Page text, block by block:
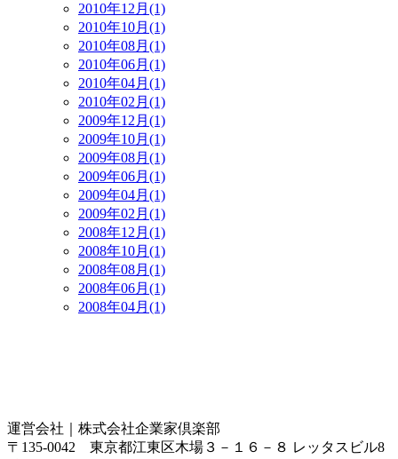
2010年12月(1)
2010年10月(1)
2010年08月(1)
2010年06月(1)
2010年04月(1)
2010年02月(1)
2009年12月(1)
2009年10月(1)
2009年08月(1)
2009年06月(1)
2009年04月(1)
2009年02月(1)
2008年12月(1)
2008年10月(1)
2008年08月(1)
2008年06月(1)
2008年04月(1)
運営会社｜ 株式会社企業家倶楽部
〒135-0042 東京都江東区木場３－１６－８ レッタスビル8